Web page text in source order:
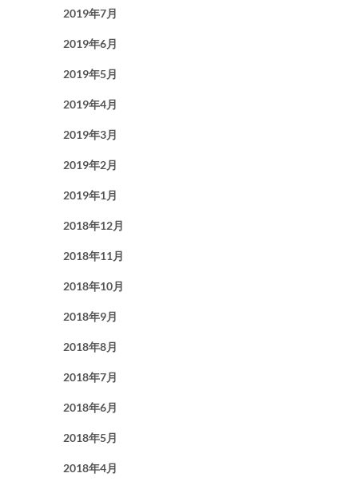
2019年7月
2019年6月
2019年5月
2019年4月
2019年3月
2019年2月
2019年1月
2018年12月
2018年11月
2018年10月
2018年9月
2018年8月
2018年7月
2018年6月
2018年5月
2018年4月